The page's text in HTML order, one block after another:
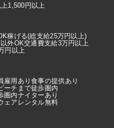
1,500円以上
稼げる(総支給25万円以上)
外OK交通費支給3万円以上
円以上
雇用あり食事の提供あり
ーチまで徒歩圏内
圏内ナイターあり
ェアレンタル無料